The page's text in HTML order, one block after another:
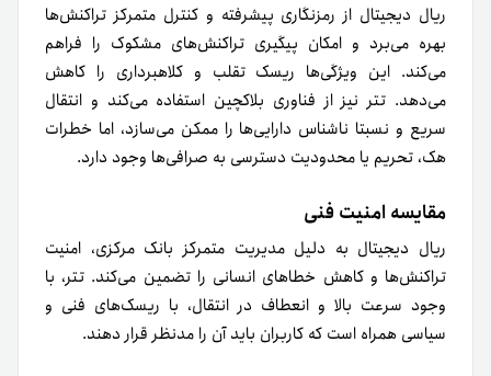
ریال دیجیتال از رمزنگاری پیشرفته و کنترل متمرکز تراکنش‌ها
بهره می‌برد و امکان پیگیری تراکنش‌های مشکوک را فراهم
می‌کند. این ویژگی‌ها ریسک تقلب و کلاهبرداری را کاهش
می‌دهد. تتر نیز از فناوری بلاکچین استفاده می‌کند و انتقال
سریع و نسبتا ناشناس دارایی‌ها را ممکن می‌سازد، اما خطرات
هک، تحریم یا محدودیت دسترسی به صرافی‌ها وجود دارد.
مقایسه امنیت فنی
ریال دیجیتال به دلیل مدیریت متمرکز بانک مرکزی، امنیت
تراکنش‌ها و کاهش خطاهای انسانی را تضمین می‌کند. تتر، با
وجود سرعت بالا و انعطاف در انتقال، با ریسک‌های فنی و
سیاسی همراه است که کاربران باید آن را مدنظر قرار دهند.